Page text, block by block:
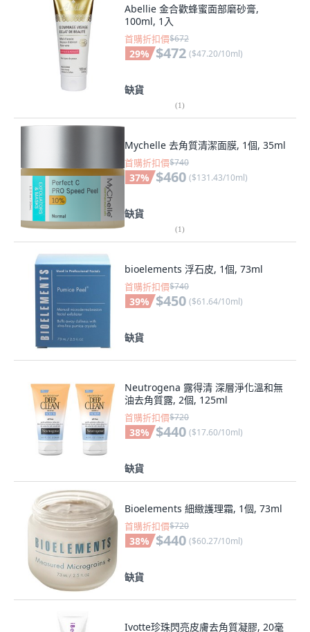
Abellie 金合歡蜂蜜面部磨砂膏,
100ml, 1入
首購折扣價$672
29% $472 ($47.20/10ml)
缺貨
(1)
Mychelle 去角質清潔面膜, 1個, 35ml
首購折扣價$740
37% $460 ($131.43/10ml)
缺貨
(1)
bioelements 浮石皮, 1個, 73ml
首購折扣價$740
39% $450 ($61.64/10ml)
缺貨
Neutrogena 露得清 深層淨化溫和無
油去角質露, 2個, 125ml
首購折扣價$720
38% $440 ($17.60/10ml)
缺貨
Bioelements 細緻護理霜, 1個, 73ml
首購折扣價$720
38% $440 ($60.27/10ml)
缺貨
Ivotte珍珠閃亮皮膚去角質凝膠, 20毫